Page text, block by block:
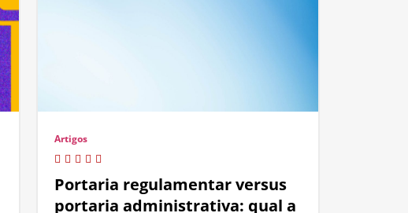
Artigos
Portaria regulamentar versus
portaria administrativa: qual a